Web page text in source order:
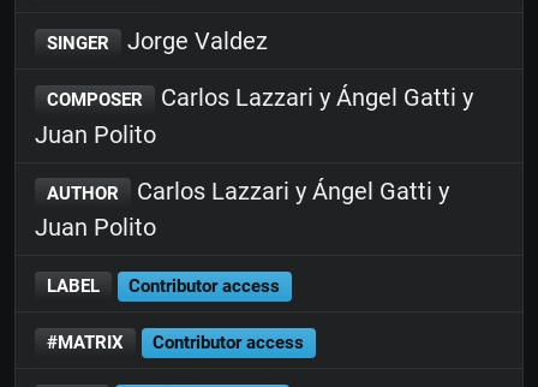
SINGER Jorge Valdez
COMPOSER
Carlos Lazzari y Ángel Gatti y
Juan Polito
AUTHOR
Carlos Lazzari y Ángel Gatti y
Juan Polito
LABEL Contributor access
#MATRIX Contributor access